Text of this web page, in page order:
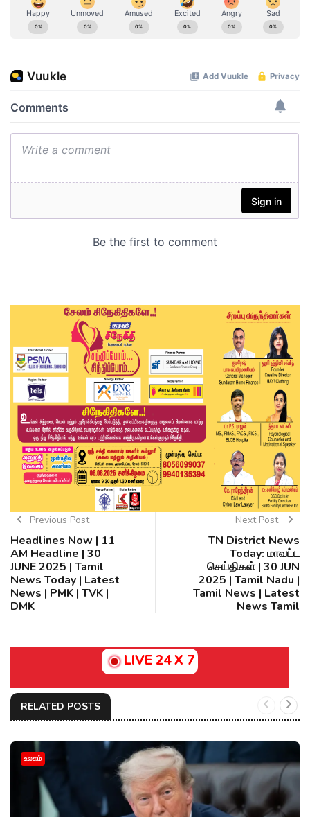
Previous Post
Headlines Now | 11
AM Headline | 30
JUNE 2025 | Tamil
News Today | Latest
News | PMK | TVK |
DMK
Next Post
TN District News
Today: மாவட்ட
செய்திகள் | 30 JUN
2025 | Tamil Nadu |
Tamil News | Latest
News Tamil
LIVE 24 X 7
RELATED POSTS
உலகம்